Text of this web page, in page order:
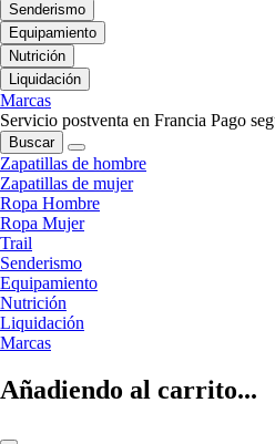
Senderismo
Equipamiento
Nutrición
Liquidación
Marcas
Servicio postventa en Francia Pago
Buscar
Zapatillas de hombre
Zapatillas de mujer
Ropa Hombre
Ropa Mujer
Trail
Senderismo
Equipamiento
Nutrición
Liquidación
Marcas
Añadiendo al carrito...